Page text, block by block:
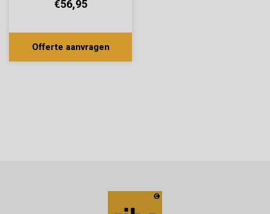
60002405
€56,95
Offerte aanvragen